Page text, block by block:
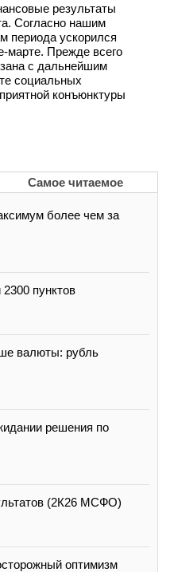
результаты
Согласно нашим
периода ускорился
марте. Прежде всего
с дальнейшим
социальных
конъюнктуры
Самое читаемое
более чем за
пунктов
валюты: рубль
решения по
(2К26 МСФО)
оптимизм